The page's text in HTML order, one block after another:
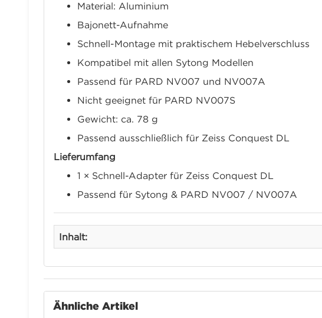
Material: Aluminium
Bajonett-Aufnahme
Schnell-Montage mit praktischem Hebelverschluss
Kompatibel mit allen Sytong Modellen
Passend für PARD NV007 und NV007A
Nicht geeignet für PARD NV007S
Gewicht: ca. 78 g
Passend ausschließlich für Zeiss Conquest DL
Lieferumfang
1 × Schnell-Adapter für Zeiss Conquest DL
Passend für Sytong & PARD NV007 / NV007A
Inhalt:
Ähnliche Artikel